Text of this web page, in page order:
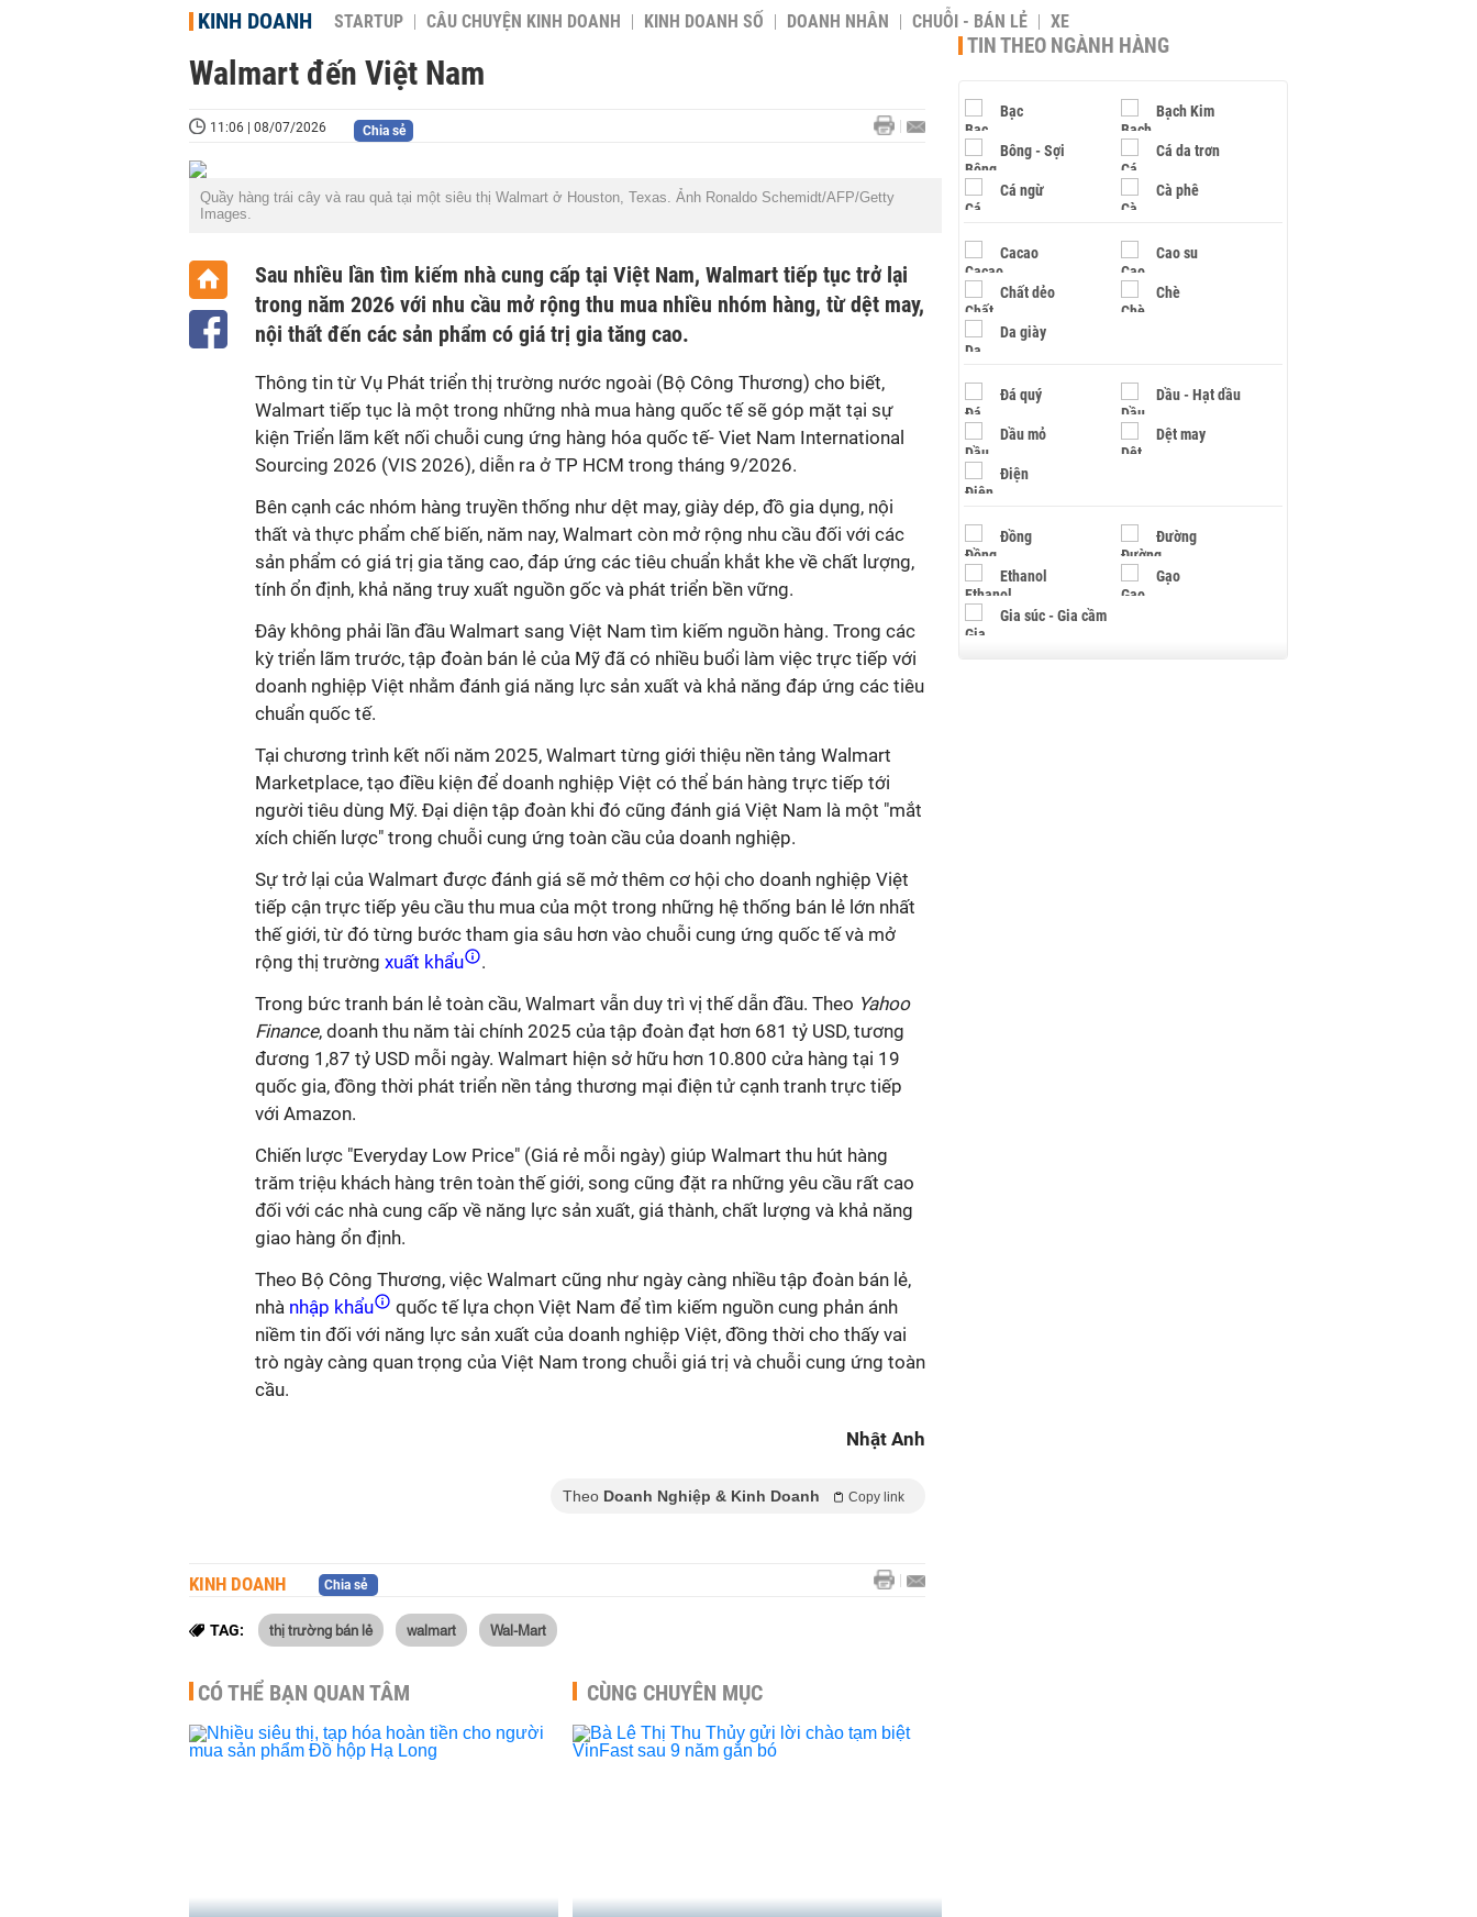
KINH DOANH STARTUP CÂU CHUYỆN KINH DOANH KINH DOANH SỐ DOANH NHÂN CHUỖI - BÁN LẺ XE
Walmart đến Việt Nam
11:06 | 08/07/2026 Chia sẻ
Quầy hàng trái cây và rau quả tại một siêu thị Walmart ở Houston, Texas. Ảnh Ronaldo Schemidt/AFP/Getty
Images.
Sau nhiều lần tìm kiếm nhà cung cấp tại Việt Nam, Walmart tiếp tục trở lại
trong năm 2026 với nhu cầu mở rộng thu mua nhiều nhóm hàng, từ dệt may,
nội thất đến các sản phẩm có giá trị gia tăng cao.
Thông tin từ Vụ Phát triển thị trường nước ngoài (Bộ Công Thương) cho biết,
Walmart tiếp tục là một trong những nhà mua hàng quốc tế sẽ góp mặt tại sự
kiện Triển lãm kết nối chuỗi cung ứng hàng hóa quốc tế- Viet Nam International
Sourcing 2026 (VIS 2026), diễn ra ở TP HCM trong tháng 9/2026.
Bên cạnh các nhóm hàng truyền thống như dệt may, giày dép, đồ gia dụng, nội
thất và thực phẩm chế biến, năm nay, Walmart còn mở rộng nhu cầu đối với các
sản phẩm có giá trị gia tăng cao, đáp ứng các tiêu chuẩn khắt khe về chất lượng,
tính ổn định, khả năng truy xuất nguồn gốc và phát triển bền vững.
Đây không phải lần đầu Walmart sang Việt Nam tìm kiếm nguồn hàng. Trong các
kỳ triển lãm trước, tập đoàn bán lẻ của Mỹ đã có nhiều buổi làm việc trực tiếp với
doanh nghiệp Việt nhằm đánh giá năng lực sản xuất và khả năng đáp ứng các tiêu
chuẩn quốc tế.
Tại chương trình kết nối năm 2025, Walmart từng giới thiệu nền tảng Walmart
Marketplace, tạo điều kiện để doanh nghiệp Việt có thể bán hàng trực tiếp tới
người tiêu dùng Mỹ. Đại diện tập đoàn khi đó cũng đánh giá Việt Nam là một "mắt
xích chiến lược" trong chuỗi cung ứng toàn cầu của doanh nghiệp.
Sự trở lại của Walmart được đánh giá sẽ mở thêm cơ hội cho doanh nghiệp Việt
tiếp cận trực tiếp yêu cầu thu mua của một trong những hệ thống bán lẻ lớn nhất
thế giới, từ đó từng bước tham gia sâu hơn vào chuỗi cung ứng quốc tế và mở
rộng thị trường xuất khẩu
.
Trong bức tranh bán lẻ toàn cầu, Walmart vẫn duy trì vị thế dẫn đầu. Theo Yahoo
Finance, doanh thu năm tài chính 2025 của tập đoàn đạt hơn 681 tỷ USD, tương
đương 1,87 tỷ USD mỗi ngày. Walmart hiện sở hữu hơn 10.800 cửa hàng tại 19
quốc gia, đồng thời phát triển nền tảng thương mại điện tử cạnh tranh trực tiếp
với Amazon.
Chiến lược "Everyday Low Price" (Giá rẻ mỗi ngày) giúp Walmart thu hút hàng
trăm triệu khách hàng trên toàn thế giới, song cũng đặt ra những yêu cầu rất cao
đối với các nhà cung cấp về năng lực sản xuất, giá thành, chất lượng và khả năng
giao hàng ổn định.
Theo Bộ Công Thương, việc Walmart cũng như ngày càng nhiều tập đoàn bán lẻ,
nhà nhập khẩu
quốc tế lựa chọn Việt Nam để tìm kiếm nguồn cung phản ánh
niềm tin đối với năng lực sản xuất của doanh nghiệp Việt, đồng thời cho thấy vai
trò ngày càng quan trọng của Việt Nam trong chuỗi giá trị và chuỗi cung ứng toàn
cầu.
Nhật Anh
Theo Doanh Nghiệp & Kinh Doanh Copy link
KINH DOANH Chia sẻ
TAG: thị trường bán lẻ walmart Wal-Mart
CÓ THỂ BẠN QUAN TÂM CÙNG CHUYÊN MỤC
TIN THEO NGÀNH HÀNG
Bạc Bạch Kim
Bông - Sợi Cá da trơn
Cá ngừ Cà phê
Cacao Cao su
Chất dẻo Chè
Da giày
Đá quý Dầu - Hạt dầu
Dầu mỏ Dệt may
Điện
Đồng Đường
Ethanol Gạo
Gia súc - Gia cầm